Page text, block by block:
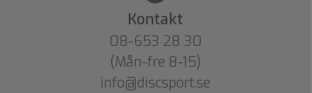
Kontakt
08-653 28 30
(Mån-fre 8-15)
info@discsport.se